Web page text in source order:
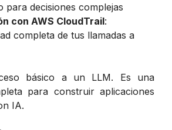
para decisiones complejas
con AWS CloudTrail:
completa de tus llamadas a
básico a un LLM. Es una
para construir aplicaciones
IA.